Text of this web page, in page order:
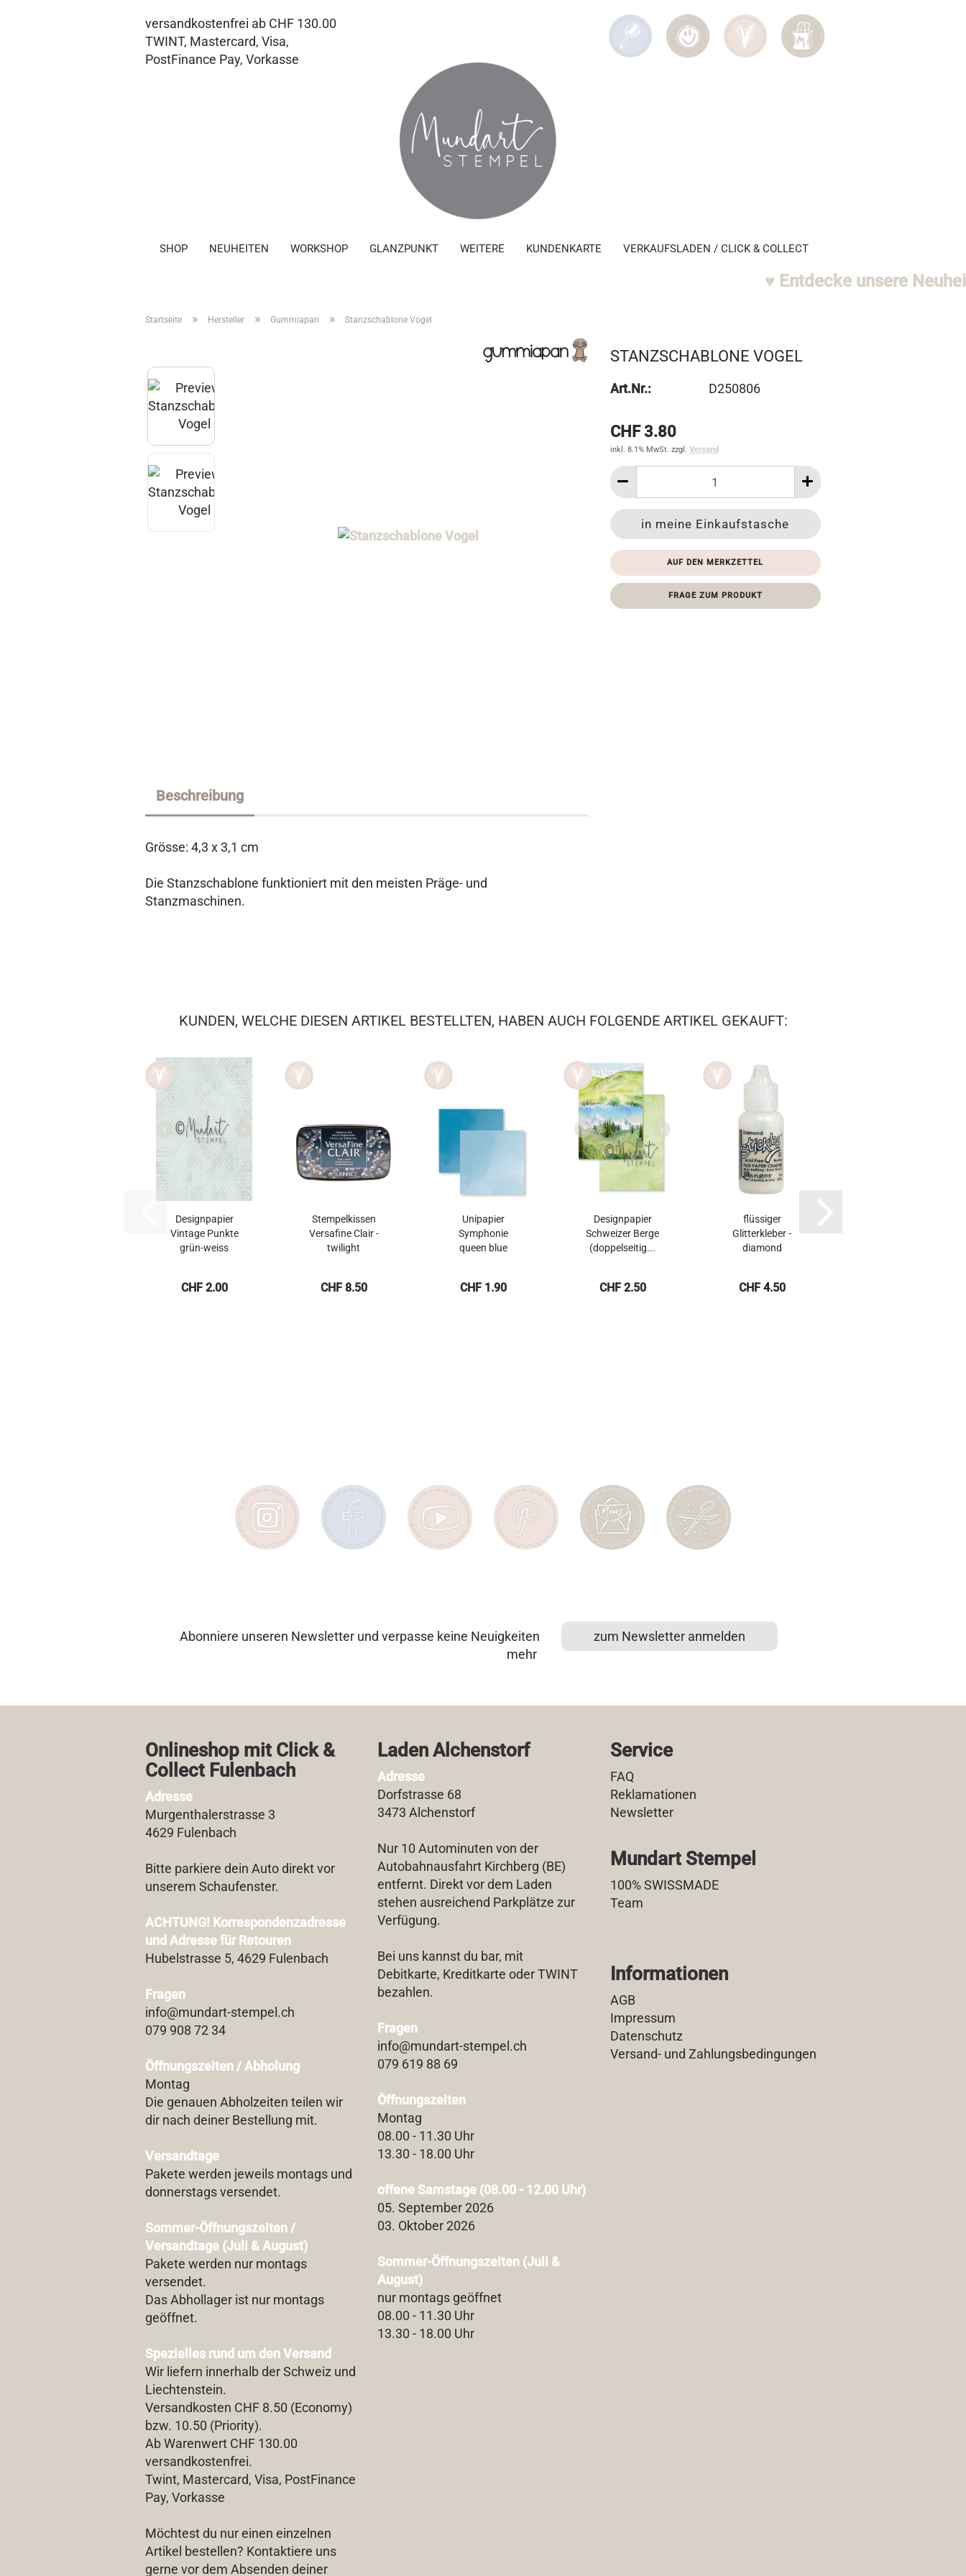
versandkostenfrei ab CHF 130.00
TWINT, Mastercard, Visa,
PostFinance Pay, Vorkasse
SHOP NEUHEITEN WORKSHOP GLANZPUNKT KUNDENKARTE VERKAUFSLADEN / CLICK & COLLECT
WEITERE
♥ Entdecke unsere
Startseite » Hersteller » Gummiapan » Stanzschablone Vogel
STANZSCHABLONE VOGEL
Art.Nr.: D250806
CHF 3.80
inkl. 8.1% MwSt. zzgl. Versand
AUF DEN MERKZETTEL
FRAGE ZUM PRODUKT
Beschreibung
Grösse: 4,3 x 3,1 cm
Die Stanzschablone funktioniert mit den meisten Präge- und
Stanzmaschinen.
KUNDEN, WELCHE DIESEN ARTIKEL BESTELLTEN, HABEN AUCH FOLGENDE ARTIKEL GEKAUFT:
Designpapier
Vintage Punkte
grün-weiss
CHF 2.00
Stempelkissen
Versafine Clair -
twilight
CHF 8.50
Unipapier
Symphonie
queen blue
CHF 1.90
Designpapier
Schweizer Berge
(doppelseitig...
CHF 2.50
flüssiger
Glitterkleber -
diamond
CHF 4.50
Abonniere unseren Newsletter und verpasse keine Neuigkeiten
mehr
zum Newsletter anmelden
Onlineshop mit Click &
Collect Fulenbach​
Adresse
Murgenthalerstrasse 3
4629 Fulenbach
Bitte parkiere dein Auto direkt vor
unserem Schaufenster.
ACHTUNG! Korrespondenzadresse
und Adresse für Retouren
Hubelstrasse 5, 4629 Fulenbach
Fragen
info@mundart-stempel.ch
079 908 72 34
Öffnungszeiten / Abholung
Montag
Die genauen Abholzeiten teilen wir
dir nach deiner Bestellung mit.
Versandtage
Pakete werden jeweils montags und
donnerstags versendet.
Sommer-Öffnungszeiten /
Versandtage (Juli & August)
Pakete werden nur montags
versendet.
Das Abhollager ist nur montags
geöffnet.
Spezielles rund um den Versand
Wir liefern innerhalb der Schweiz und
Liechtenstein.
Versandkosten CHF 8.50 (Economy)
bzw. 10.50 (Priority).
Ab Warenwert CHF 130.00
versandkostenfrei.
Twint, Mastercard, Visa, PostFinance
Pay, Vorkasse
Möchtest du nur einen einzelnen
Artikel bestellen? Kontaktiere uns
gerne vor dem Absenden deiner
Laden Alchenstorf
Adresse
Dorfstrasse 68
3473 Alchenstorf
Nur 10 Autominuten von der
Autobahnausfahrt Kirchberg (BE)
entfernt. Direkt vor dem Laden
stehen ausreichend Parkplätze zur
Verfügung.
Bei uns kannst du bar, mit
Debitkarte, Kreditkarte oder TWINT
bezahlen.
Fragen
info@mundart-stempel.ch
079 619 88 69
Öffnungszeiten
Montag
08.00 - 11.30 Uhr
13.30 - 18.00 Uhr
offene Samstage (08.00 - 12.00 Uhr)
05. September 2026
03. Oktober 2026
Sommer-Öffnungszeiten (Juli &
August)
nur montags geöffnet
08.00 - 11.30 Uhr
13.30 - 18.00 Uhr
Service
FAQ
Reklamationen
Newsletter
Mundart Stempel
100% SWISSMADE
Team
Informationen
AGB
Impressum
Datenschutz
Versand- und Zahlungsbedingungen